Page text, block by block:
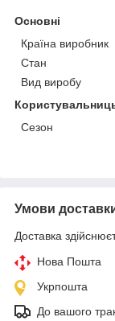
Основні
Країна виробник
Стан
Вид виробу
Сезон
Умови
Доставка
Нова Пошта
Укрпошта
До вашого